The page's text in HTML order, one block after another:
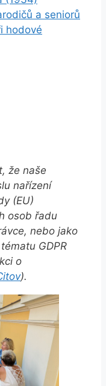
a seniorů
hodové
že naše
nařízení
(EU)
osob řadu
nebo jako
GDPR
o
).